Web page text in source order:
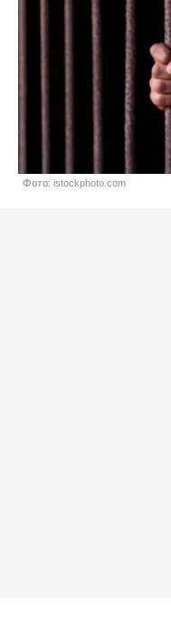
Фото: istockphoto.com